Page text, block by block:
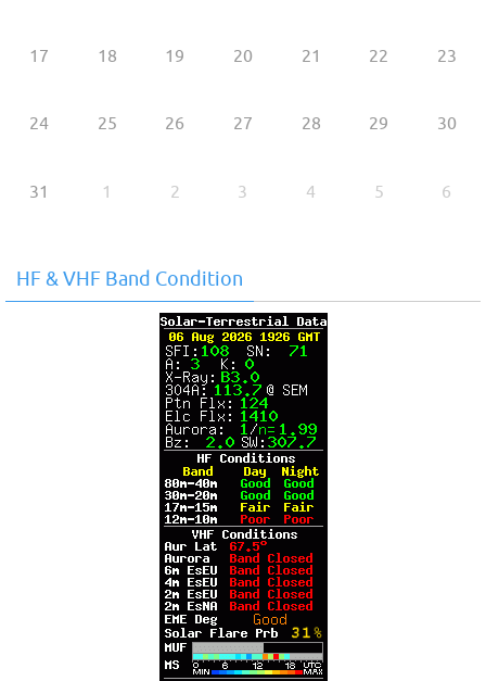
17 18 19 20 21 22 23
24 25 26 27 28 29 30
31 1 2 3 4 5 6
HF & VHF Band Condition